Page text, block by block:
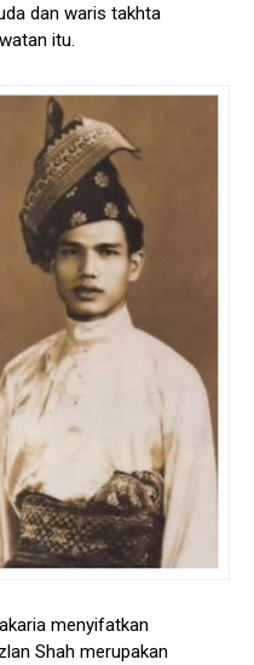
dan waris takhta
itu.
menyifatkan
Shah merupakan